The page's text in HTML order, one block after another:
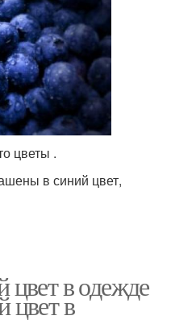
цветы .
в синий цвет,
цвет в одежде
цвет в